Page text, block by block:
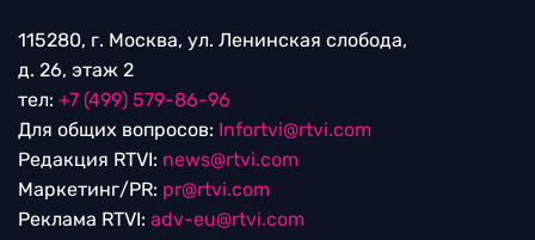
115280, г. Москва, ул. Ленинская слобода,
д. 26, этаж 2
тел: +7 (499) 579-86-96
Для общих вопросов: Infortvi@rtvi.com
Редакция RTVI: news@rtvi.com
Маркетинг/PR: pr@rtvi.com
Реклама RTVI: adv-eu@rtvi.com